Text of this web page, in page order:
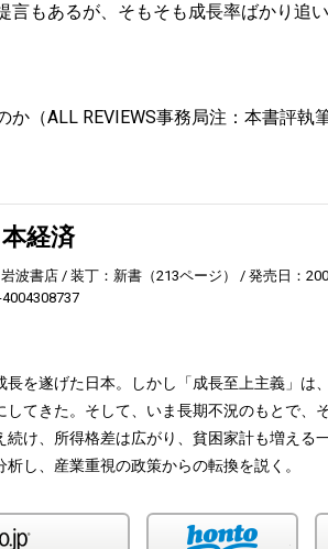
もあるが、そもそも成長率ばかり追
（ALL REVIEWS事務局注：本書評執
経済
波書店 装丁：新書（213ページ） 発売日：
を遂げた日本。しかし「成長至上主義」は
してきた。そして、いま長期不況のもとで、
続け、所得格差は広がり、貧困家計も増える
し、産業重視の政策からの転換を説く。